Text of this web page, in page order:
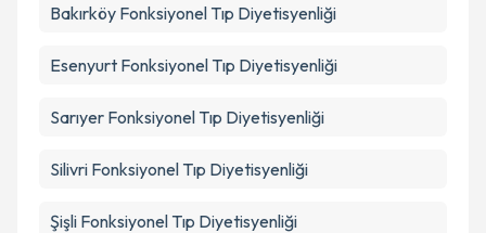
Bakırköy Fonksiyonel Tıp Diyetisyenliği
Esenyurt Fonksiyonel Tıp Diyetisyenliği
Sarıyer Fonksiyonel Tıp Diyetisyenliği
Silivri Fonksiyonel Tıp Diyetisyenliği
Şişli Fonksiyonel Tıp Diyetisyenliği